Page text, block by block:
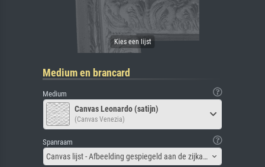
Medium en brancard
Medium
Canvas Leonardo (satijn)
(Canvas Venezia)
Spanraam
Canvas lijst - Afbeelding gespiegeld aan de zijkant